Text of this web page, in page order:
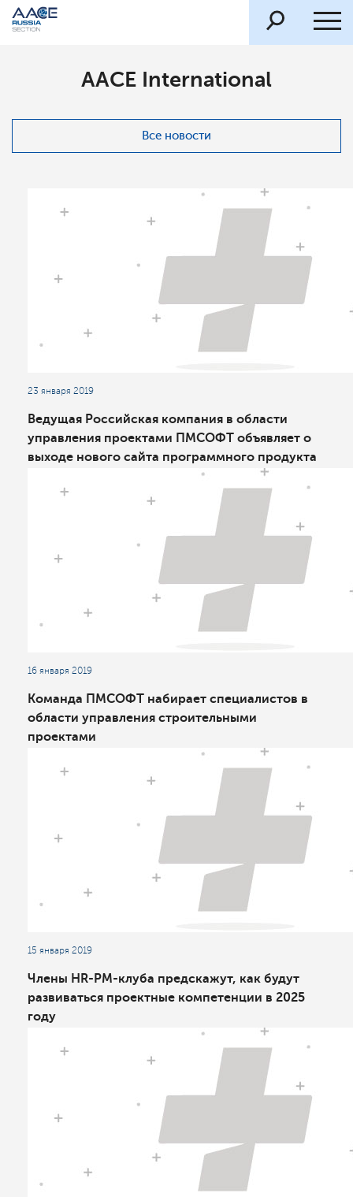
AACE International
Все новости
23 января 2019
Ведущая Российская компания в области
управления проектами ПМСОФТ объявляет о
выходе нового сайта программного продукта
для планирования и контроля проектов
линейно-протяженных объектов TILOS
16 января 2019
Команда ПМСОФТ набирает специалистов в
области управления строительными
проектами
15 января 2019
Члены HR-PM-клуба предскажут, как будут
развиваться проектные компетенции в 2025
году